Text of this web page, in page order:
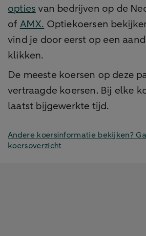
opties van bedrijven op de
of AMX. Optiekoersen
vind je door eerst op een
klikken.
De meeste koersen op deze
vertraagde koersen. Bij elke
laatst bijgewerkte tijd.
Andere koersinformatie bekijken?
koersoverzicht